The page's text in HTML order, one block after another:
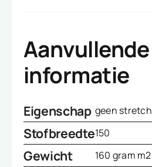
Aanvullende
informatie
Eigenschap geen stretch
Stofbreedte150
Gewicht 160 gram m2